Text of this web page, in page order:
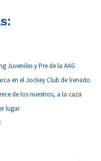
Juveniles y Pre de la AAG
en el Jockey Club de Venado
de los nuestros, a la caza
lugar